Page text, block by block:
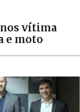
vítima
e moto